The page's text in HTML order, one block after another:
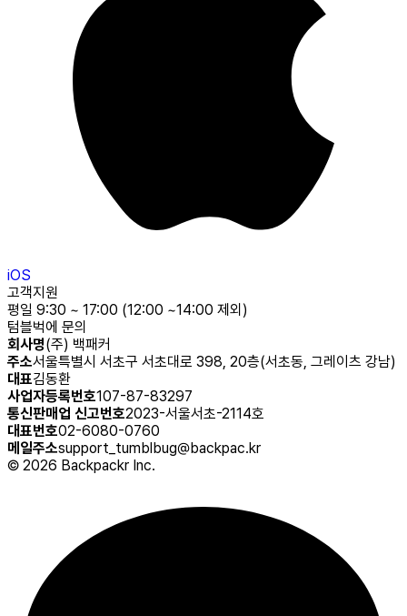
iOS
고객지원
평일 9:30 ~ 17:00 (12:00 ~14:00 제외)
텀블벅에 문의
회사명(주) 백패커
주소서울특별시 서초구 서초대로 398, 20층(서초동, 그레이츠 강남)
대표김동환
사업자등록번호107-87-83297
통신판매업 신고번호2023-서울서초-2114호
대표번호02-6080-0760
메일주소support_tumblbug@backpac.kr
© 2026 Backpackr Inc.